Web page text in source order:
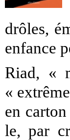
drôles,
enfance
Riad, «
«
en
le, par